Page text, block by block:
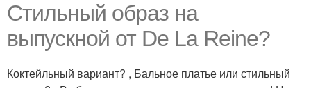
Стильный образ на
выпускной от De La Reine?
Коктейльный вариант? , Бальное платье или стильный